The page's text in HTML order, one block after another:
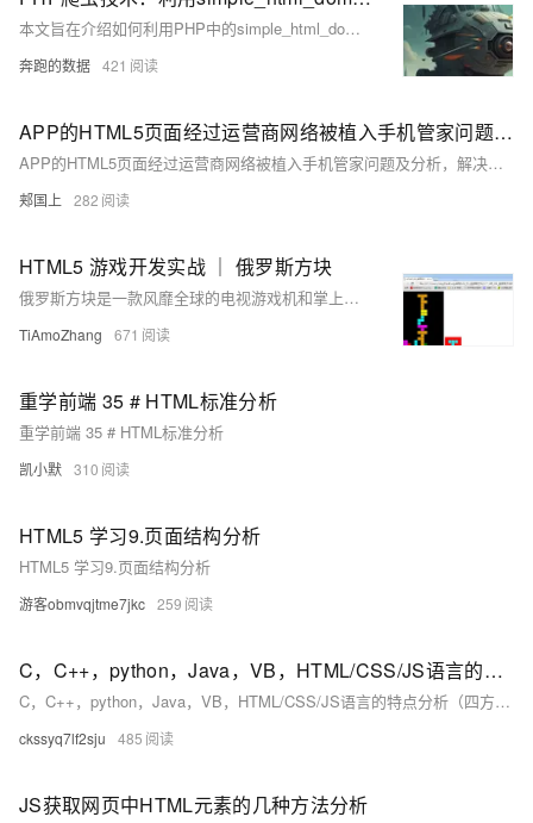
本文旨在介绍如何利用PHP中的simple_html_dom库结合爬虫代理IP技术来高效采集和分析汽车之家网站的电动车参数。通过实际示例和详细说明，读者将了解如何实现数据分析和爬虫技术的结合应用，从而更好地理解和应用相关技术。
奔跑的数据 421
APP的HTML5页面经过运营商网络被植入手机管家问题及分析，解决方案见新文章
APP的HTML5页面经过运营商网络被植入手机管家问题及分析，解决方案见新文章
郏国上 282
HTML5 游戏开发实战 ｜ 俄罗斯方块
俄罗斯方块是一款风靡全球的电视游戏机和掌上游戏机游戏，它曾经造成的轰动与造成的经济价值可以说是游戏史上的一件大事。这款游戏看似简单但却变化无穷，游戏过程仅需要玩家将不断下落的各种形状的方块移动、翻转，如果某一行被方块充满了，那就将这一行消掉；而当窗口中无法再容纳下落的方块时，就宣告游戏结束。
TiAmoZhang 671
重学前端 35 # HTML标准分析
重学前端 35 # HTML标准分析
凯小默 310
HTML5 学习9.页面结构分析
HTML5 学习9.页面结构分析
游客obmvqjtme7jkc 259
C，C++，python，Java，VB，HTML/CSS/JS语言的特点分析（四方面总结）（大学生）
C，C++，python，Java，VB，HTML/CSS/JS语言的特点分析（四方面总结）（大学生）
ckssyq7lf2sju 485
JS获取网页中HTML元素的几种方法分析